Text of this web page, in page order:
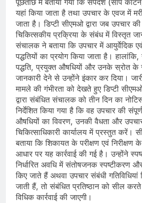
पूछताछ में बताया गया कि सर्पदंश (सांप
यहां किया जाता है तथा उपचार के एवज में
जाता है। डिप्टी सीएमओ द्वारा जब उपचार
चिकित्सकीय प्रक्रिया के संबंध में विस्तृत
संचालक ने बताया कि उपचार में आयुर्वेदिक
पद्धतियों का प्रयोग किया जाता है।
पद्धति, प्रयुक्त औषधियों और उनके स्रोत के
जानकारी देने से उन्होंने इंकार कर दिया।
मामले की गंभीरता को देखते हुए डिप्टी
द्वारा संबंधित संचालक को तीन दिन का
निर्देशित किया गया है कि वह उपचार की
औषधियों का विवरण, उनकी वैधता और
चिकित्साधिकारी कार्यालय में प्रस्तुत करें।
बताया कि शिकायत के परीक्षण एवं निरीक्षण
आधार पर यह कार्रवाई की गई है। उन्होंने
निर्धारित अवधि में संतोषजनक स्पष्टीकरण
किए जाते हैं अथवा उपचार संबंधी गतिविधियां
जाती हैं, तो संबंधित प्रतिष्ठान को सील करते
विधिक कार्रवाई की जाएगी।